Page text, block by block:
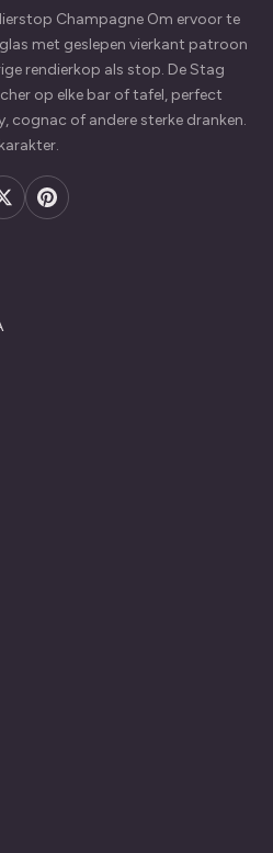
Champagne Om ervoor te
met geslepen vierkant patroon
rendierkop als stop. De Stag
op elke bar of tafel, perfect
cognac of andere sterke dranken.